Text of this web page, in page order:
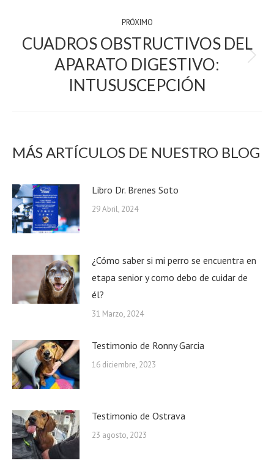
PRÓXIMO
próximo:
CUADROS OBSTRUCTIVOS DEL
APARATO DIGESTIVO:
INTUSUSCEPCIÓN
MÁS ARTÍCULOS DE NUESTRO BLOG
Libro Dr. Brenes Soto
29 Abril, 2024
¿Cómo saber si mi perro se encuentra en
etapa senior y como debo de cuidar de
él?
31 Marzo, 2024
Testimonio de Ronny Garcia
16 diciembre, 2023
Testimonio de Ostrava
23 agosto, 2023